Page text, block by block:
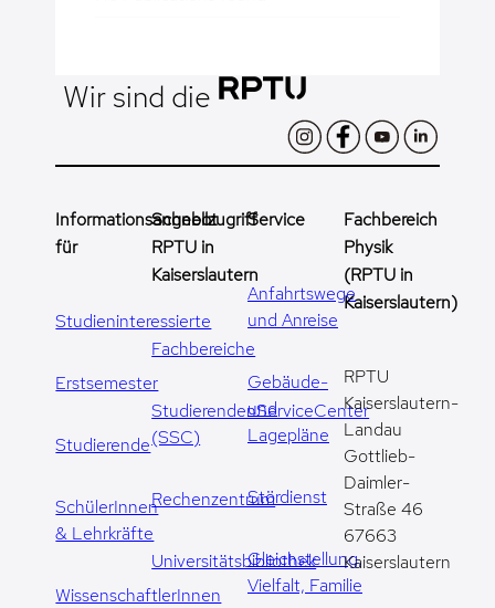
Wir sind die
Informationsangebot
für
Studieninteressierte
Erstsemester
Studierende
SchülerInnen
& Lehrkräfte
WissenschaftlerInnen
Schnellzugriff
RPTU in
Kaiserslautern
Fachbereiche
StudierendenServiceCenter
(SSC)
Rechenzentrum
Universitätsbibliothek
Service
Anfahrtswege
und Anreise
Gebäude-
und
Lagepläne
Stördienst
Gleichstellung,
Vielfalt, Familie
Fachbereich
Physik
(RPTU in
Kaiserslautern)
RPTU
Kaiserslautern-
Landau
Gottlieb-
Daimler-
Straße 46
67663
Kaiserslautern